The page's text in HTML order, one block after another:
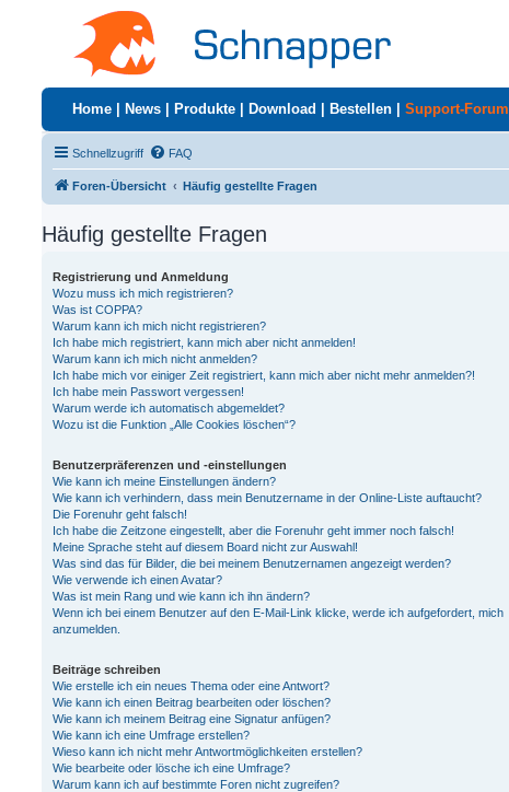
Home News Produkte Download Bestellen Support-Forum
Schnellzugriff FAQ
Foren-Übersicht Häufig gestellte Fragen
Häufig gestellte Fragen
Registrierung und Anmeldung
Wozu muss ich mich registrieren?
Was ist COPPA?
Warum kann ich mich nicht registrieren?
Ich habe mich registriert, kann mich aber nicht anmelden!
Warum kann ich mich nicht anmelden?
Ich habe mich vor einiger Zeit registriert, kann mich aber nicht mehr anmelden?!
Ich habe mein Passwort vergessen!
Warum werde ich automatisch abgemeldet?
Wozu ist die Funktion „Alle Cookies löschen“?
Benutzerpräferenzen und -einstellungen
Wie kann ich meine Einstellungen ändern?
Wie kann ich verhindern, dass mein Benutzername in der Online-Liste auftaucht?
Die Forenuhr geht falsch!
Ich habe die Zeitzone eingestellt, aber die Forenuhr geht immer noch falsch!
Meine Sprache steht auf diesem Board nicht zur Auswahl!
Was sind das für Bilder, die bei meinem Benutzernamen angezeigt werden?
Wie verwende ich einen Avatar?
Was ist mein Rang und wie kann ich ihn ändern?
Wenn ich bei einem Benutzer auf den E-Mail-Link klicke, werde ich aufgefordert, mich
anzumelden.
Beiträge schreiben
Wie erstelle ich ein neues Thema oder eine Antwort?
Wie kann ich einen Beitrag bearbeiten oder löschen?
Wie kann ich meinem Beitrag eine Signatur anfügen?
Wie kann ich eine Umfrage erstellen?
Wieso kann ich nicht mehr Antwortmöglichkeiten erstellen?
Wie bearbeite oder lösche ich eine Umfrage?
Warum kann ich auf bestimmte Foren nicht zugreifen?